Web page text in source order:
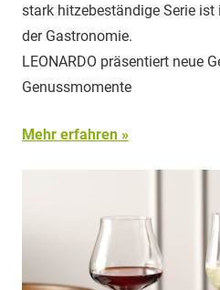
stark hitzebeständige Serie
der Gastronomie.
LEONARDO präsentiert neue
Genussmomente
Mehr erfahren